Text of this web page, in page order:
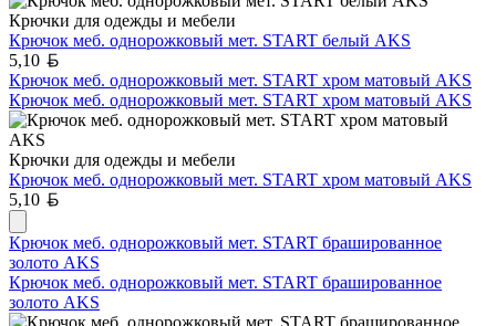
Крючки для одежды и мебели
Крючок меб. однорожковый мет. START белый AKS
5,10
Крючок меб. однорожковый мет. START хром матовый AKS
Крючок меб. однорожковый мет. START хром матовый AKS
Крючки для одежды и мебели
Крючок меб. однорожковый мет. START хром матовый AKS
5,10
Крючок меб. однорожковый мет. START брашированное
золото AKS
Крючок меб. однорожковый мет. START брашированное
золото AKS